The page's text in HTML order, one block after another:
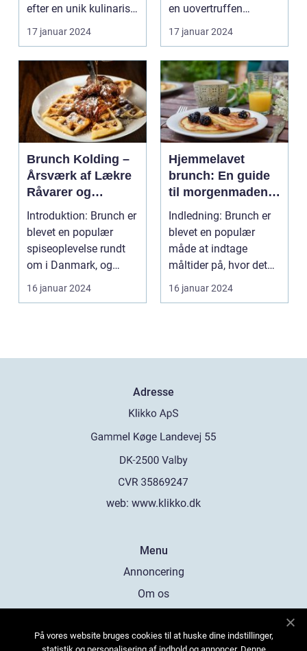
efter en unik kulinarisk
oplevelse i Det Cent...
17 januar 2024
en uovertruffen
smagsoplevelse
Introduk...
17 januar 2024
Brunch Kolding –
Årsværk af Lækre
Råvarer og
Kokkerier
Introduktion: Brunch er
blevet en populær
spiseoplevelse rundt
om i Danmark, og
Kolding er ingen und...
16 januar 2024
Hjemmelavet
brunch: En guide
til morgenmadens
fornøjelse
Indledning: Brunch er
blevet en populær
måde at indtage
måltider på, hvor det
bedste fra både
morgen...
16 januar 2024
Adresse
web: www.klikko.dk
Menu
Annoncering
Om os
Kontakt os
På vores website bruges cookies til at huske dine indstillinger,